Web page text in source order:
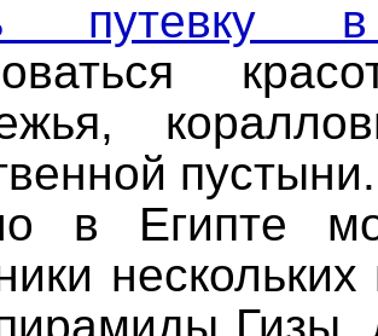
путевку
пустыни.
в Египте